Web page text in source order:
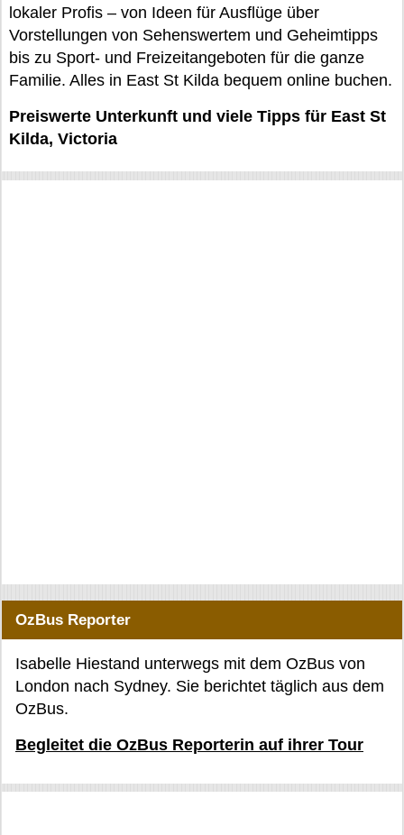
lokaler Profis – von Ideen für Ausflüge über
Vorstellungen von Sehenswertem und Geheimtipps
bis zu Sport- und Freizeitangeboten für die ganze
Familie. Alles in East St Kilda bequem online buchen.
Preiswerte Unterkunft und viele Tipps für East St
Kilda, Victoria
OzBus Reporter
Isabelle Hiestand unterwegs mit dem OzBus von
London nach Sydney. Sie berichtet täglich aus dem
OzBus.
Begleitet die OzBus Reporterin auf ihrer Tour